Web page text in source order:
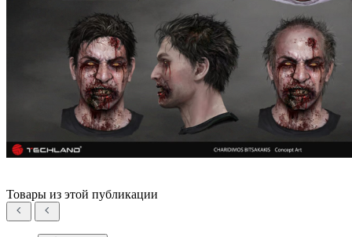
Товары из этой публикации